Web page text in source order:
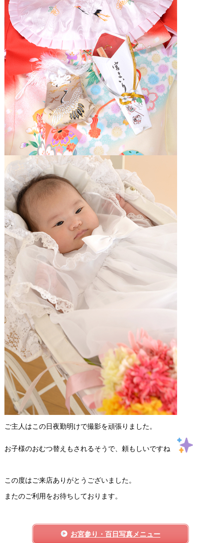
ご主人はこの日夜勤明けで撮影を頑張りました。
お子様のおむつ替えもされるそうで、頼もしいですね
この度はご来店ありがとうございました。
またのご利用をお待ちしております。
お宮参り・百日写真メニュー